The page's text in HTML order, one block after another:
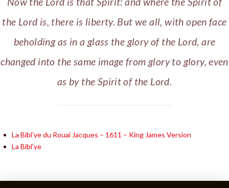
the Lord is, there is liberty. But we all, with open face
beholding as in a glass the glory of the Lord, are
changed into the same image from glory to glory, even
as by the Spirit of the Lord.
La Bibl’ye du Rouai Jacques – 1611 – King James Version
La Bibl’ye